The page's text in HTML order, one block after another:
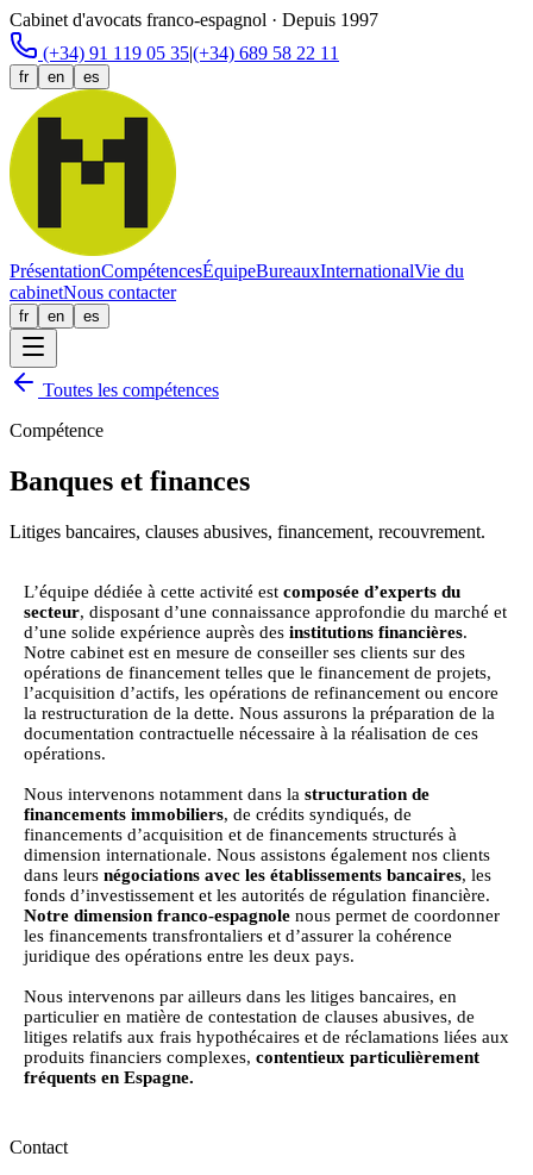
Cabinet d'avocats franco-espagnol · Depuis 1997
(+34) 91 119 05 35|(+34) 689 58 22 11
fr en es
PrésentationCompétencesÉquipeBureauxInternationalVie du
cabinetNous contacter
fr en es
Toutes les compétences
Compétence
Banques et finances
Litiges bancaires, clauses abusives, financement, recouvrement.
L’équipe dédiée à cette activité est composée d’experts du
secteur, disposant d’une connaissance approfondie du marché et
d’une solide expérience auprès des institutions financières.
Notre cabinet est en mesure de conseiller ses clients sur des
opérations de financement telles que le financement de projets,
l’acquisition d’actifs, les opérations de refinancement ou encore
la restructuration de la dette. Nous assurons la préparation de la
documentation contractuelle nécessaire à la réalisation de ces
opérations.
Nous intervenons notamment dans la structuration de
financements immobiliers, de crédits syndiqués, de
financements d’acquisition et de financements structurés à
dimension internationale. Nous assistons également nos clients
dans leurs négociations avec les établissements bancaires, les
fonds d’investissement et les autorités de régulation financière.
Notre dimension franco-espagnole nous permet de coordonner
les financements transfrontaliers et d’assurer la cohérence
juridique des opérations entre les deux pays.
Nous intervenons par ailleurs dans les litiges bancaires, en
particulier en matière de contestation de clauses abusives, de
litiges relatifs aux frais hypothécaires et de réclamations liées aux
produits financiers complexes, contentieux particulièrement
fréquents en Espagne.
Contact